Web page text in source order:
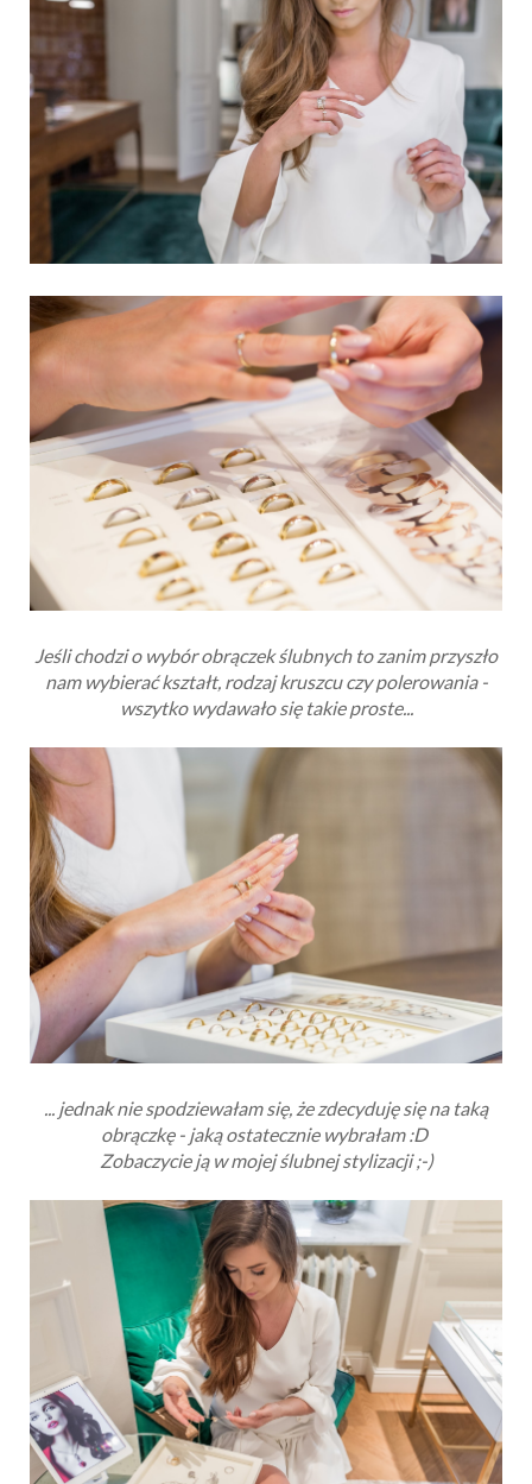
Jeśli chodzi o wybór obrączek ślubnych to zanim przyszło
nam wybierać kształt, rodzaj kruszcu czy polerowania -
wszytko wydawało się takie proste...
... jednak nie spodziewałam się, że zdecyduję się na taką
obrączkę - jaką ostatecznie wybrałam :D
Zobaczycie ją w mojej ślubnej stylizacji ;-)